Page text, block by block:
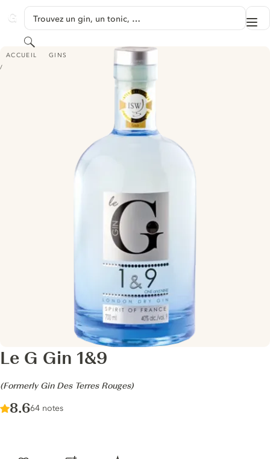
GINVENTORY
Trouvez un gin, un tonic, …
Rechercher
ACCUEIL GINS
LE G GIN 1&9 - (FORMERLY GIN DES TERRES ROUGES)
Le G Gin 1&9
-
(Formerly Gin Des Terres Rouges)
Score :
8.6/ 10
64 notes